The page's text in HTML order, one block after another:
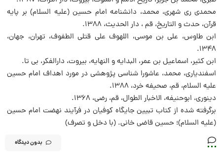
محمدی ری شهری، محمد، دانشنامه امام حسین (علیه السلام) بر پایه
قرآن، حدث و التاریخ، قم ، دار الحدیث، 1388.
ابن طاوس، علی بن موسی، اللهوف علی قتلی الطفوف، تهران، جهان،
1348.
ابن کثیر، اسماعیل بن عمر، البدایه و النهایه، بیروت، دارالفکر، بی تا.
اسفندیاری، محمد، عاشورا شناسی پژوهشی در مورد اهداف امام حسین
علیه السلام، قم، صحیفه خرد، 1388.
دینوری، ابوحنیفه، الاخبار الطوال، قم، رضی، 1368.
برگرفته شده از کتاب تبیین جایگاه کوفیان در فرآیند نهضت امام حسین
(علیه السلام)؛ حسین قاضی خانی. (با دخل و تصرف)
بدون دیدگاه